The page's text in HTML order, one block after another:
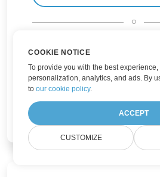
o
desde
US$559
COOKIE NOTICE
To provide you with the best
personalization, analytics, and ads. By
toour cookie policy.
ACCEPT
CUSTOMIZE